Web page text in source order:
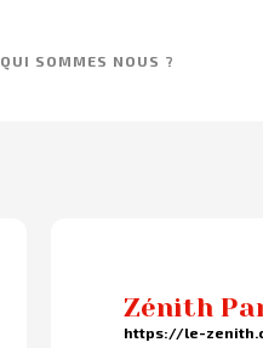
QUI SOMMES NOUS ?
Zénith
https://le-